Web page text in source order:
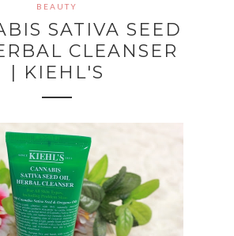
BEAUTY
SATIVA SEED
CLEANSER
| KIEHL'S